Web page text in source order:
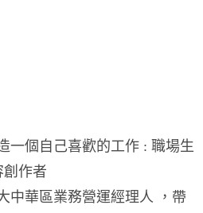
一個自己喜歡的工作 : 職場生
創作者
中華區業務營運經理人 ，帶